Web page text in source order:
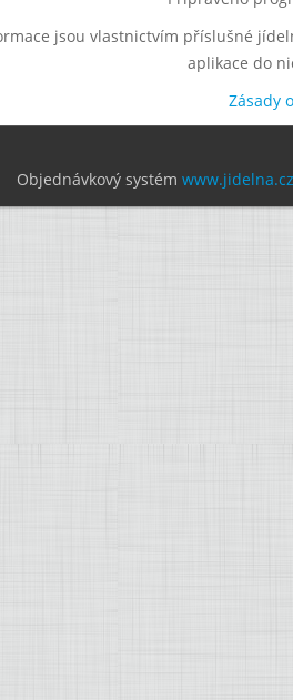
jsou vlastnictvím příslušné
aplikace do
Zásady
Objednávkový systém www.jidelna.cz